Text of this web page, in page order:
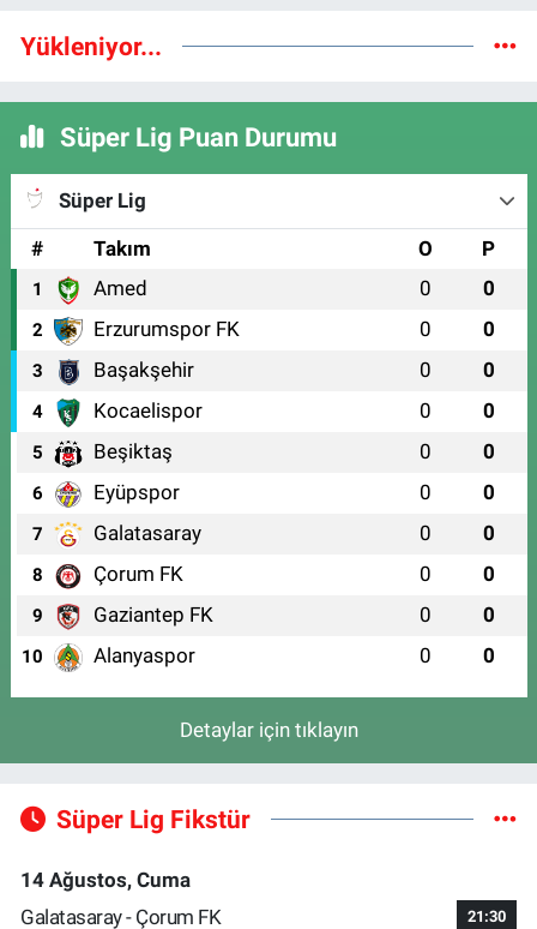
Yükleniyor...
Süper Lig Puan Durumu
Süper Lig
#
Takım O P
1 Amed 0 0
2 Erzurumspor FK 0 0
3 Başakşehir 0 0
4 Kocaelispor 0 0
5 Beşiktaş 0 0
6 Eyüpspor 0 0
7 Galatasaray 0 0
8 Çorum FK 0 0
9 Gaziantep FK 0 0
10 Alanyaspor 0 0
Detaylar için tıklayın
Süper Lig Fikstür
14 Ağustos, Cuma
Galatasaray - Çorum FK
21:30